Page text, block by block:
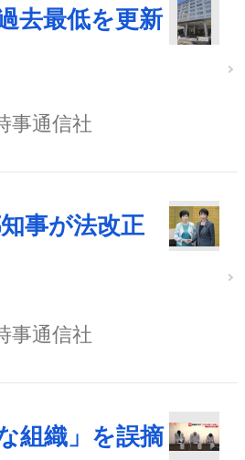
去最低を更新
事通信社
事が法改正
事通信社
組織」を誤摘